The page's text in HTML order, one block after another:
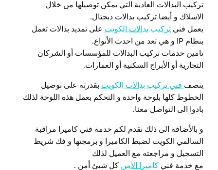
تركيب البدالات العادية التي يمكن توصيلها من خلال
الاسلاك و أيضا تركيب بدالات ديجتال.
يعمل فني تركيب بدالات الكويت على تمديد بدالات تعمل
بنظام IP و هي تعد من احدث الأنواع.
تامين خدمات تركيب البدالات للمؤسسات أو الشركان
التجارية أو الأبراج السكنية أو العمارات.
يتصف فني تركيب بدالات الكويت بقدرته على توصيل
الخطوط كلها بلوحة واحدة و التحكم بعمل هذه اللوحة لذلك
بادوا الى التواصل معنا.
و بالأضافة الى ذلك نقدم لكم خدمة فني كاميرا مراقبة
السالمي الكويت لضبط الكاميرا و برمجتها و فك شريط
التسجيل و مراجعته مع العميل لذلك
مع خدمة فني كاميرا الأمن كل شيئ أمن .